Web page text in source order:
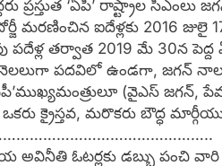
ప్రస్తుత ‘ఏపీ’ రాష్ట్రాల
మరణించిన ఐదేళ్లకు 2016
పదేళ్ల తర్వాత 2019 మే 30న
పదవిలో ఉండగా, జగన్‌
(వైఎస్‌ జగన్,
క్రైస్తవ, మరొకరు బౌద్ధ
ఓటర్లకు డబ్బు పంచి